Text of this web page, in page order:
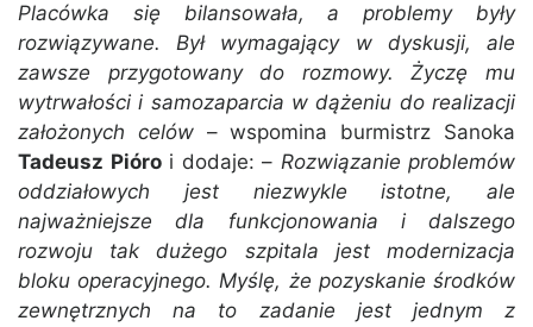
Placówka się bilansowała, a problemy były
rozwiązywane. Był wymagający w dyskusji, ale
zawsze przygotowany do rozmowy. Życzę mu
wytrwałości i samozaparcia w dążeniu do realizacji
założonych celów– wspomina burmistrz Sanoka
Tadeusz Pióroi dodaje: – Rozwiązanie problemów
oddziałowych jest niezwykle istotne, ale
najważniejsze dla funkcjonowania i dalszego
rozwoju tak dużego szpitala jest modernizacja
bloku operacyjnego. Myślę, że pozyskanie środków
zewnętrznych na to zadanie jest jednym z